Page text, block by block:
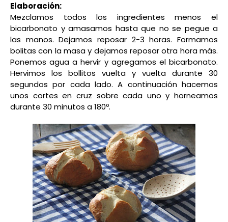
Elaboración:
Mezclamos todos los ingredientes menos el
bicarbonato y amasamos hasta que no se pegue a
las manos. Dejamos reposar 2-3 horas. Formamos
bolitas con la masa y dejamos reposar otra hora más.
Ponemos agua a hervir y agregamos el bicarbonato.
Hervimos los bollitos vuelta y vuelta durante 30
segundos por cada lado. A continuación hacemos
unos cortes en cruz sobre cada uno y horneamos
durante 30 minutos a 180º.